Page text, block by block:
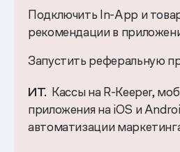
Подключить In-App и
рекомендации в
Запустить реферальную
ИТ. Кассы на R-Keeper,
приложения на iOS и
автоматизации